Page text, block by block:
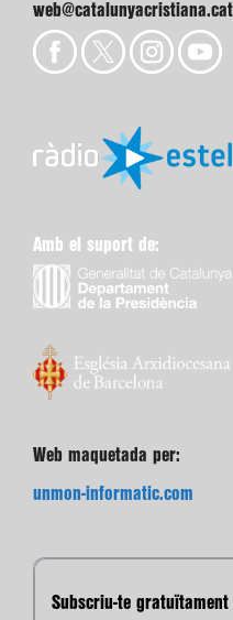
web@catalunyacristiana.cat
Amb el suport de:
Web maquetada per:
unmon-informatic.com
Subscriu-te gratuïtament